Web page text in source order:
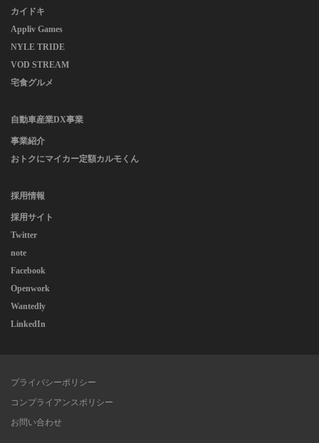
カイドキ
Appliv Games
NYLE TRIDE
VOD STREAM
宅食グルメ
自動車産業DX事業
事業紹介
おトクにマイカー定額カルモくん
採用情報
採用サイト
Twitter
note
Facebook
Openwork
Wantedly
LinkedIn
プライバシーポリシー
コンプライアンスポリシー
お問い合わせ